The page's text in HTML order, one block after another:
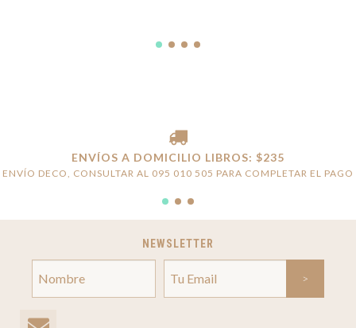
ENVÍOS A DOMICILIO LIBROS: $235
ENVÍO DECO, CONSULTAR AL 095 010 505 PARA COMPLETAR EL PAGO
NEWSLETTER